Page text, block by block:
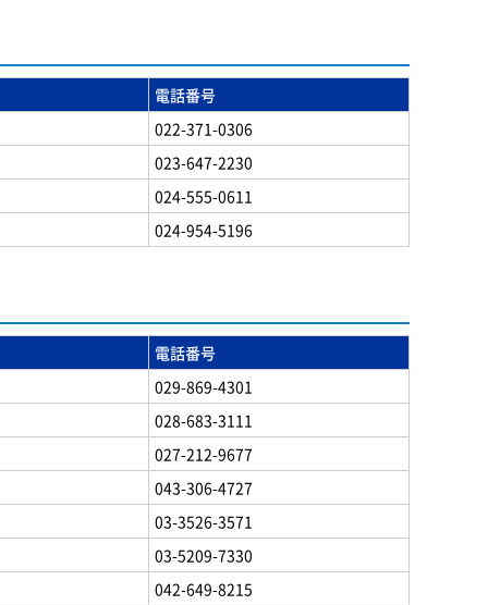
電話番号
022-371-0306
023-647-2230
024-555-0611
024-954-5196
電話番号
029-869-4301
028-683-3111
027-212-9677
043-306-4727
03-3526-3571
03-5209-7330
042-649-8215